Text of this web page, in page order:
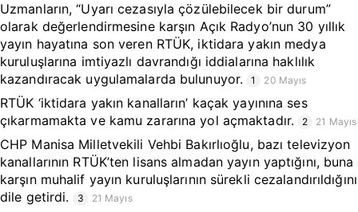
Uzmanların, “Uyarı cezasıyla çözülebilecek bir durum”
olarak değerlendirmesine karşın Açık Radyo’nun 30 yıllık
yayın hayatına son veren RTÜK, iktidara yakın medya
kuruluşlarına imtiyazlı davrandığı iddialarına haklılık
kazandıracak uygulamalarda bulunuyor.
1 20 Mayıs
RTÜK ‘iktidara yakın kanalların’ kaçak yayınına ses
çıkarmamakta ve kamu zararına yol açmaktadır.
2 21 Mayıs
CHP Manisa Milletvekili Vehbi Bakırlıoğlu, bazı televizyon
kanallarının RTÜK’ten lisans almadan yayın yaptığını, buna
karşın muhalif yayın kuruluşlarının sürekli cezalandırıldığını
dile getirdi.
3 21 Mayıs